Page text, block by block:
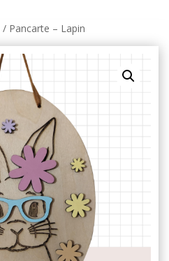
/ Pancarte – Lapin